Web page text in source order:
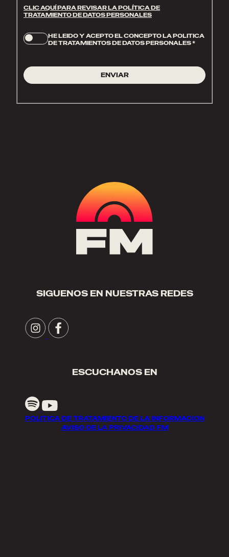
CLIC AQUÍ PARA REVISAR LA POLÍTICA DE
TRATAMIENTO DE DATOS PERSONALES
HE LEIDO Y ACEPTO EL CONCEPTO LA POLITICA
DE TRATAMIENTOS DE DATOS PERSONALES*
ENVIAR
SIGUENOS EN NUESTRAS REDES
ESCUCHANOS EN
POLITICA DE TRATAMIENTO DE LA INFORMACION
AVISO DE LA PRIVACIDAD FM